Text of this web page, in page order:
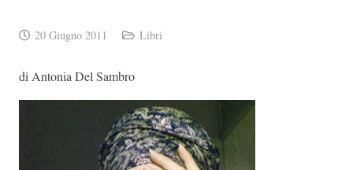
20 Giugno 2011 Libri
di Antonia Del Sambro